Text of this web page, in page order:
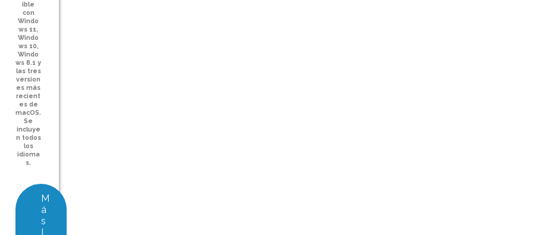
ible
con
Windo
ws 11,
Windo
ws 10,
Windo
ws 8.1 y
las tres
version
es más
recient
es de
macOS.
Se
incluye
n todos
los
idioma
s.
M
á
s
I